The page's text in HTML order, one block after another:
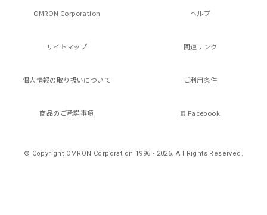
OMRON Corporation ヘルプ
サイトマップ 関連リンク
個人情報の取り扱いについて ご利用条件
商品のご承諾事項 Facebook
© Copyright OMRON Corporation 1996 - 2026.All Rights Reserved.